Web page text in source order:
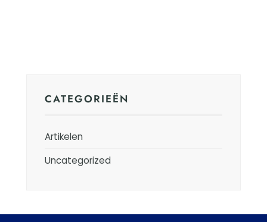
CATEGORIEËN
Artikelen
Uncategorized